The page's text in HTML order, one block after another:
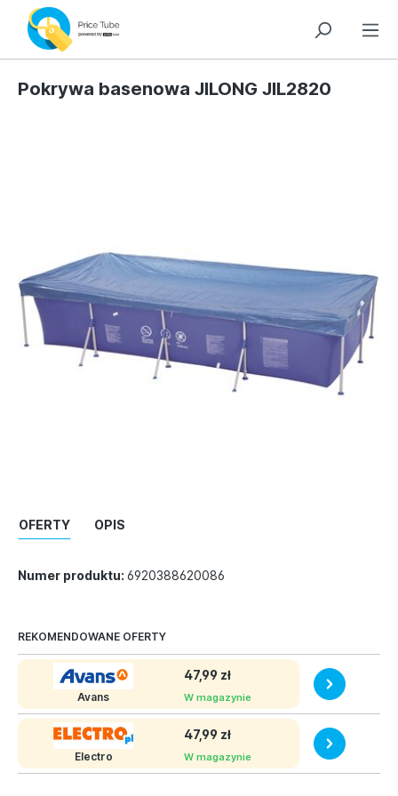
Pokrywa basenowa JILONG JIL2820
OFERTY OPIS
Numer produktu: 6920388620086
REKOMENDOWANE OFERTY
Avans
47,99 zł
W magazynie
Electro
47,99 zł
W magazynie